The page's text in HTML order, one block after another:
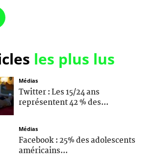
les plus lus
Médias
Twitter : Les 15/24 ans
représentent 42 % des...
Médias
Facebook : 25% des adolescents
américains...